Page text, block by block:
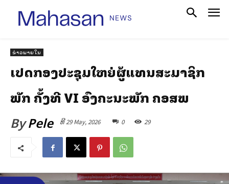
ຂ່າວພາຍໃນ
ເປີດກອງປະຊຸມໃຫຍ່ຜູ້ແທນສະມາຊິກ
ພັກ ຄັ້ງທີ VI ອົງຄະນະພັກ ຄອສພ
ByPele ທີ 29 May, 2026 0 29